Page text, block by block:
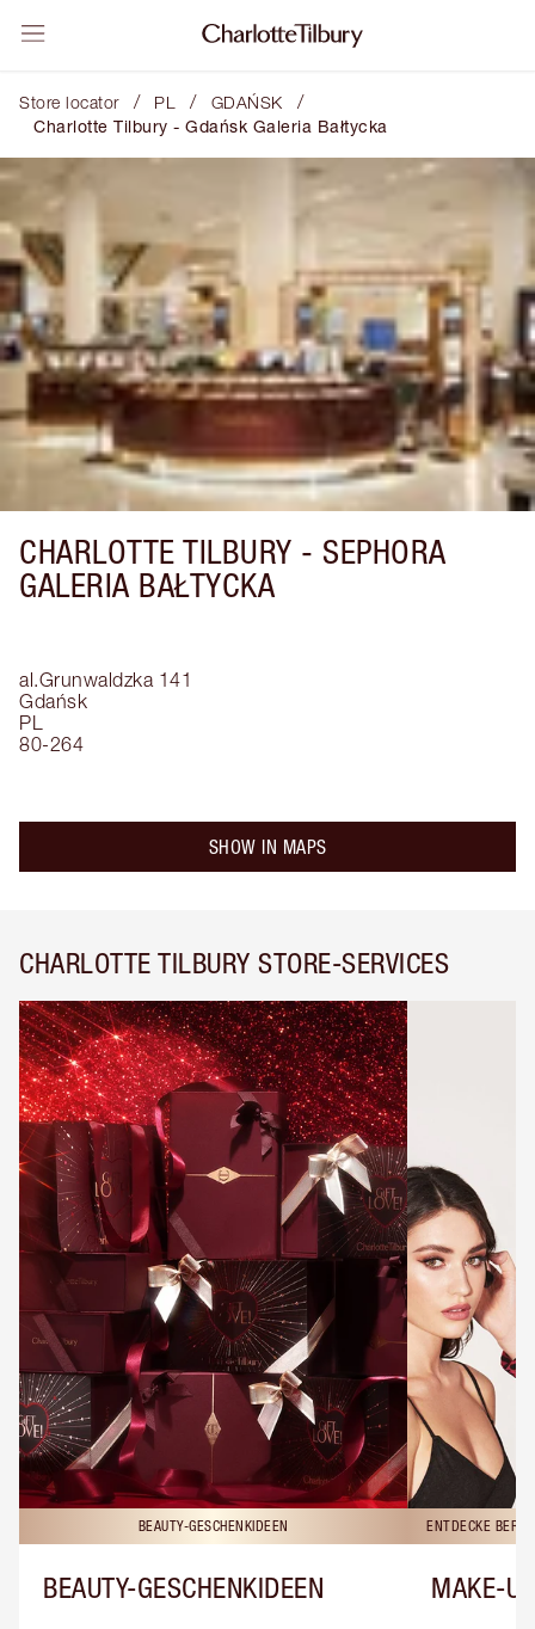
Store locator / PL / GDAŃSK /
Charlotte Tilbury - Gdańsk Galeria Bałtycka
CHARLOTTE TILBURY - SEPHORA
GALERIA BAŁTYCKA
al.Grunwaldzka 141
Gdańsk
PL
80-264
SHOW IN MAPS
CHARLOTTE TILBURY STORE-SERVICES
BEAUTY-GESCHENKIDEEN
BEAUTY-GESCHENKIDEEN
ENTDECKE
MAKE-